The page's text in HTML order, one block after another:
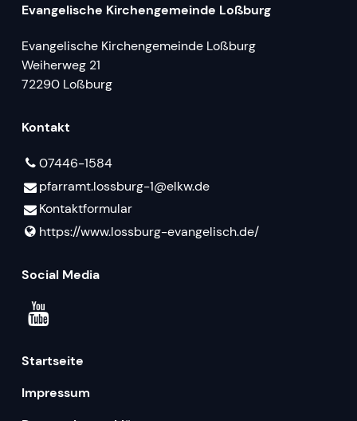
Evangelische Kirchengemeinde Loßburg
Evangelische Kirchengemeinde Loßburg
Weiherweg 21
72290 Loßburg
Kontakt
07446-1584
pfarramt.​lossburg-1@​elkw.​de
Kontaktformular
https://www.​lossburg-evangelisch.​de/
Social Media
Startseite
Impressum